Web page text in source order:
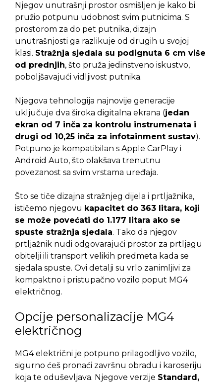
Njegov unutrašnji prostor osmišljen je kako bi
pružio potpunu udobnost svim putnicima. S
prostorom za do pet putnika, dizajn
unutrašnjosti ga razlikuje od drugih u svojoj
klasi. Stražnja sjedala su podignuta 6 cm više
od prednjih, što pruža jedinstveno iskustvo,
poboljšavajući vidljivost putnika.
Njegova tehnologija najnovije generacije
uključuje dva široka digitalna ekrana (jedan
ekran od 7 inča za kontrolu instrumenata i
drugi od 10,25 inča za infotainment sustav).
Potpuno je kompatibilan s Apple CarPlay i
Android Auto, što olakšava trenutnu
povezanost sa svim vrstama uređaja.
Što se tiče dizajna stražnjeg dijela i prtljažnika,
ističemo njegovu kapacitet do 363 litara, koji
se može povećati do 1.177 litara ako se
spuste stražnja sjedala. Tako da njegov
prtljažnik nudi odgovarajući prostor za prtljagu
obitelji ili transport velikih predmeta kada se
sjedala spuste. Ovi detalji su vrlo zanimljivi za
kompaktno i pristupačno vozilo poput MG4
električnog.
Opcije personalizacije MG4
električnog
MG4 električni je potpuno prilagodljivo vozilo,
sigurno ćeš pronaći završnu obradu i karoseriju
koja te oduševljava. Njegove verzije Standard,